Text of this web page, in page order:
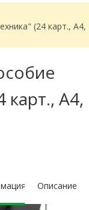
(24 карт., А4,
карт., А4,
Описание